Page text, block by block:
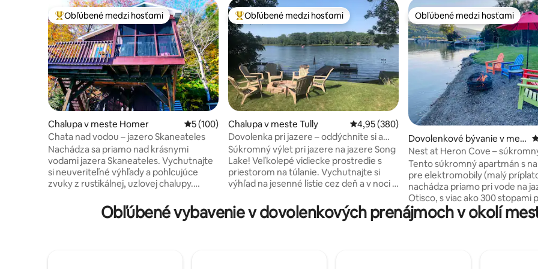
Najobľúbenejšie medzi hosťami
Obľúbené medzi hosťami
Chalupa v meste Homer Priemerné ohodnotenie 5 z 5, počet hodnotení: 100
5 (100)
Chata nad vodou – jazero Skaneateles
Nachádza sa priamo nad krásnymi
vodami jazera Skaneateles. Vychutnajte
si neuveriteľné výhľady a pohlcujúce
zvuky z rustikálnej, uzlovej chalupy.
pobyty pre páry. Spí 4 - 6 osôb. Zahŕňa:
aktualizovanú kuchyňu, kúpeľňu,
Najobľúbenejšie medzi hosťami
Obľúbené medzi hosťami
Chalupa v meste Tully Priemerné ohodnotenie 4,95 z 5, počet
4,95 (380)
Dovolenka pri jazere – oddýchnite si a
načerpajte nové sily pri jazere Song Lake!
Súkromný výlet pri jazere na jazere Song
Lake! Veľkolepé vidiecke prostredie s
priestorom na túlanie. Vychutnajte si
výhľad na jesenné lístie cez deň a v noci si
a prístavisko - prineste si kajak a rybársky
výstroj! Plne vybavená kuchyňa. Vonkajší
Obľúbené medzi hosťami
Obľúbené medzi hosťami
Dovolenkové bývanie v mes
te Marietta
Nest at Heron Cove –
apartmán priamo pri jazere
Tento súkromný apartmán s
pre elektromobily (malý
nachádza priamo pri vode na
Otisco, s viac ako 300 stopami
jazere pred vašimi dverami.
výhľad! Apartmán je pripojený
plynový gril a ohnisko s drevom
Obľúbené vybavenie v dovolenkových prenájmoch v okolí